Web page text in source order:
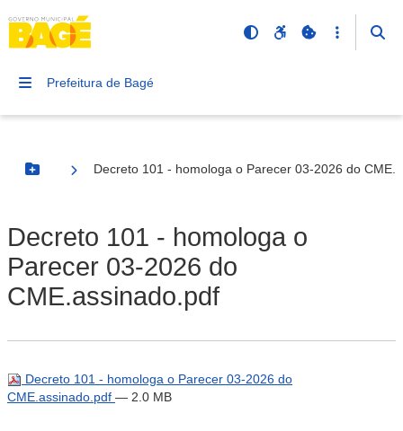
Prefeitura de Bagé
Botão Menu
Decreto 101 - homologa o Parecer 03-2026 do
Decreto 101 - homologa o
Parecer 03-2026 do
CME.assinado.pdf
Decreto 101 - homologa o Parecer 03-2026 do
CME.assinado.pdf — 2.0 MB